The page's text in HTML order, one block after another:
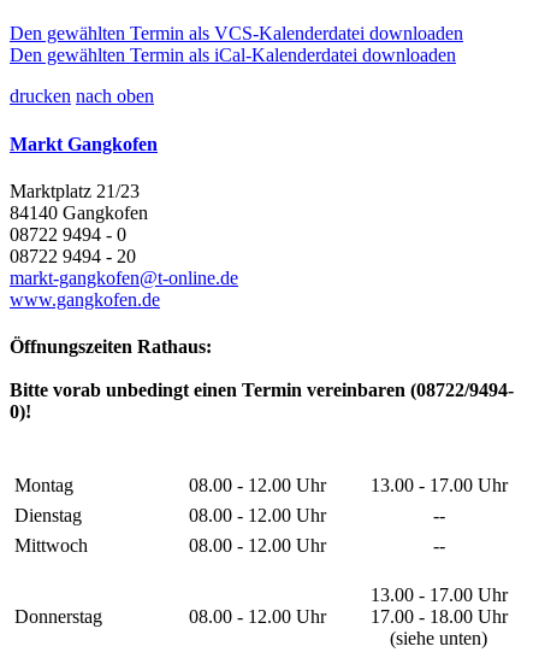
Den gewählten Termin als VCS-Kalenderdatei downloaden
Den gewählten Termin als iCal-Kalenderdatei downloaden
drucken nach oben
Markt Gangkofen
Marktplatz 21/23
84140 Gangkofen
08722 9494 - 0
08722 9494 - 20
markt-gangkofen@t-online.de
www.gangkofen.de
Öffnungszeiten Rathaus:
Bitte vorab unbedingt einen Termin vereinbaren (08722/9494-
0)!
Montag 08.00 - 12.00 Uhr
13.00 - 17.00 Uhr
Dienstag
08.00 - 12.00 Uhr
--
Mittwoch
08.00 - 12.00 Uhr --
Donnerstag 08.00 - 12.00 Uhr
13.00 - 17.00 Uhr
17.00 - 18.00 Uhr
(siehe unten)